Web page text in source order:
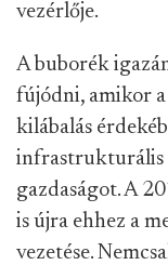
vezérlője.
A buborék
fújódni, amikor a
kilábalás
infrastrukturális
gazdaságot. A
is újra ehhez a
vezetése.